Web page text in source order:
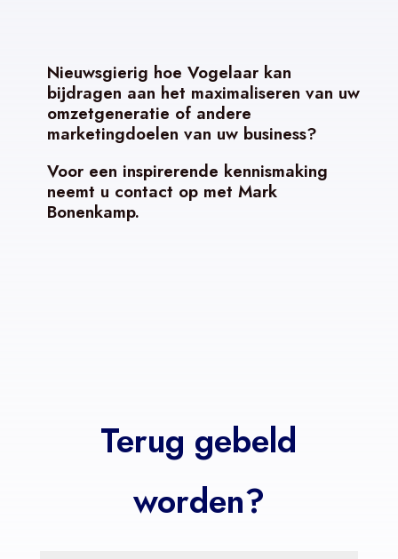
Nieuwsgierig hoe Vogelaar kan
bijdragen aan het maximaliseren van uw
omzetgeneratie of andere
marketingdoelen van uw business?
Voor een inspirerende kennismaking
neemt u contact op met Mark
Bonenkamp.
Terug gebeld
worden?